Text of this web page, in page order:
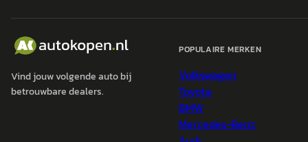
Vind jouw volgende auto bij
betrouwbare dealers.
POPULAIRE MERKEN
Volkswagen
Toyota
BMW
Mercedes-Benz